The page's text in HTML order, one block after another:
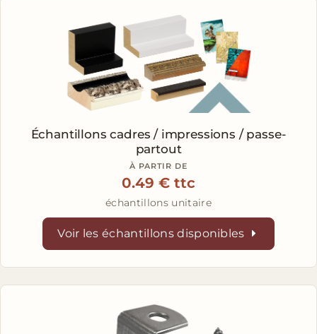
Échantillonscadres / impressions / passe-
partout
À PARTIR DE
0.49 € ttc
échantillons unitaire
Voir les échantillons disponibles